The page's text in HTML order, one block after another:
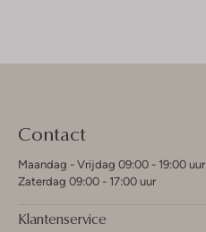
Contact
Maandag - Vrijdag 09:00 - 19:00 uur
Zaterdag 09:00 - 17:00 uur
Klantenservice